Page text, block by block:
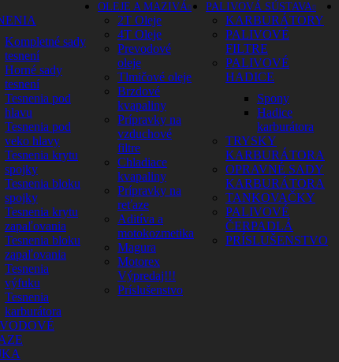
Kompletné sady
tesnení
Horné sady
tesnení
Tesnenia pod
hlavu
Tesnenia pod
veko hlavy
Tesnenia krytu
spojky
Tesnenia bloku
spojky
Tesnenia krytu
zapaľovania
Tesnenia bloku
zapaľovania
Tesnenia
výfuku
Tesnenia
karburátora
OLEJE A MAZIVÁ
2T Oleje
4T Oleje
Prevodové
oleje
Tlmičové oleje
Brzdové
kvapaliny
Prípravky na
vzduchové
filtre
Chladiace
kvapaliny
Prípravky na
reťaze
Aditíva a
motokozmetika
Magura
Motorex
Výpredaj!!!
Príslušenstvo
PALIVOVÁ SÚSTAVA
KARBURÁTORY
PALIVOVÉ
FILTRE
PALIVOVÉ
HADICE
Spony
Hadice
karburátora
TRYSKY
KARBURÁTORA
OPRAVNÉ SADY
KARBURÁTORA
TANKOVAČKY
PALIVOVÉ
ČERPADLÁ
PRÍSLUŠENSTVO